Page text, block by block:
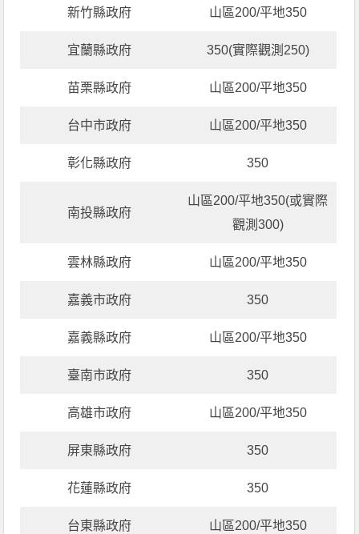
新竹縣政府 山區200/平地350
宜蘭縣政府 350(實際觀測250)
苗栗縣政府 山區200/平地350
台中市政府 山區200/平地350
彰化縣政府 350
南投縣政府
山區200/平地350(或實際
觀測300)
雲林縣政府 山區200/平地350
嘉義市政府 350
嘉義縣政府 山區200/平地350
臺南市政府 350
高雄市政府 山區200/平地350
屏東縣政府 350
花蓮縣政府 350
台東縣政府 山區200/平地350